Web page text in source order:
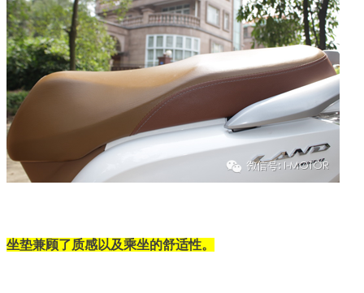
坐垫兼顾了质感以及乘坐的舒适性。